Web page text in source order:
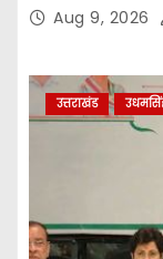
Aug 9, 2026
उत्तराखंड